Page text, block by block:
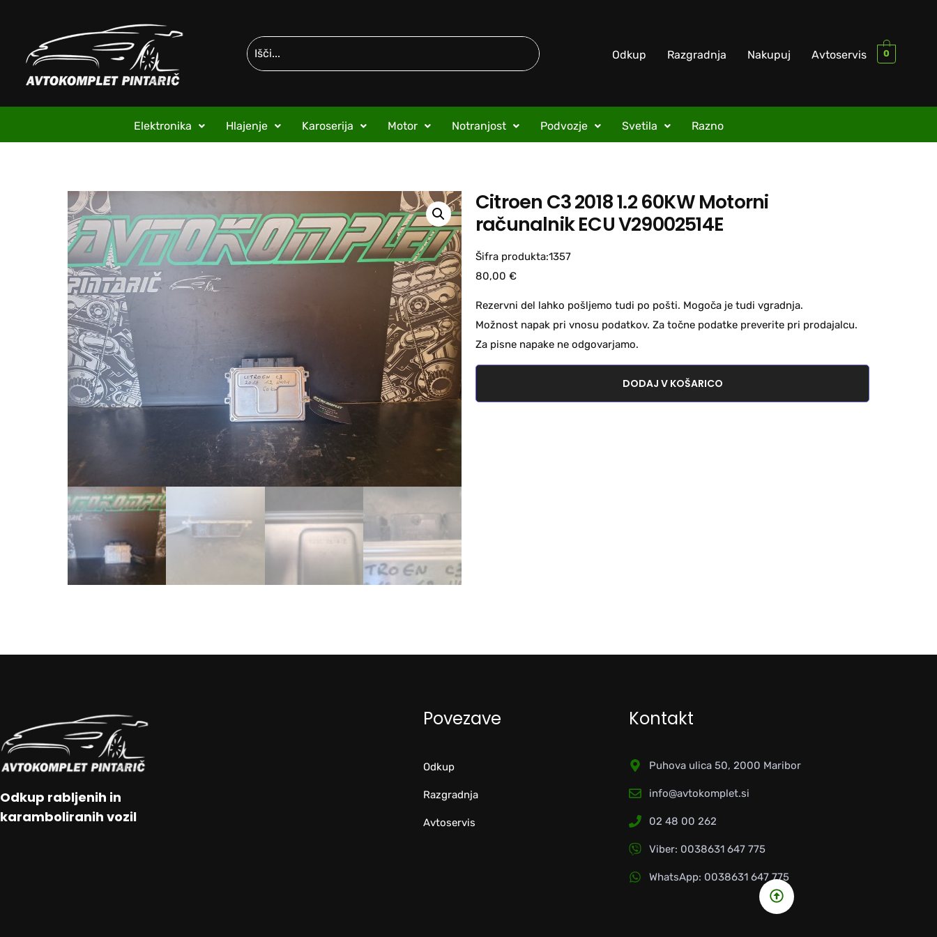
Odkup Razgradnja Nakupuj Avtoservis 0
Elektronika Hlajenje Karoserija Motor Notranjost Podvozje Svetila Razno
Citroen C3 2018 1.2 60KW Motorni
računalnik ECU V29002514E
Šifra produkta:1357
80,00 €
Rezervni del lahko pošljemo tudi po pošti. Mogoča je tudi vgradnja.
Možnost napak pri vnosu podatkov. Za točne podatke preverite pri prodajalcu.
Za pisne napake ne odgovarjamo.
DODAJ V KOŠARICO
Odkup rabljenih in
karamboliranih vozil
Povezave
Odkup
Razgradnja
Avtoservis
Kontakt
Puhova ulica 50, 2000 Maribor
info@avtokomplet.si
02 48 00 262
Viber: 0038631 647 775
WhatsApp: 0038631 647 775